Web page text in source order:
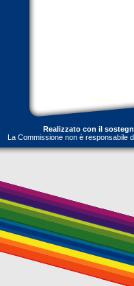
Realizzato con il
La Commissione non è responsabile